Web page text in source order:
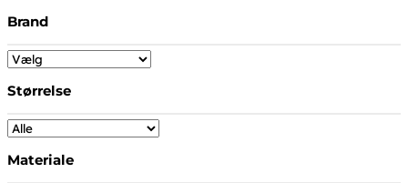
Brand
Størrelse
Materiale